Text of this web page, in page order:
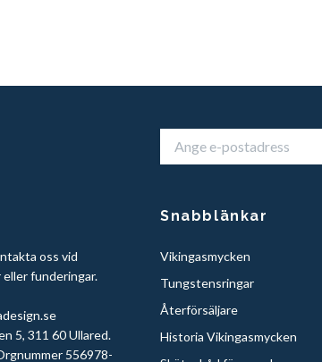
oss vid
funderingar.
5, 311 60 Ullared.
556978-
Snabblänkar
Vikingasmycken
Tungstensringar
Återförsäljare
Historia Vikingasmycken